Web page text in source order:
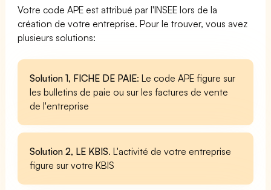
Votre code APE est attribué par l'INSEE lors de la
création de votre entreprise. Pour le trouver, vous avez
plusieurs solutions:
Solution 1, FICHE DE PAIE: Le code APE figure sur
les bulletins de paie ou sur les factures de vente
de l'entreprise
Solution 2, LE KBIS. L'activité de votre entreprise
figure sur votre KBIS